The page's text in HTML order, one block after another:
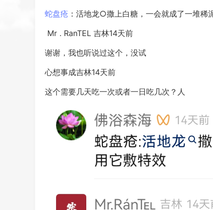
蛇盘疮 ：活地龙○撒上白糖，一会就成了一堆稀
Mr . RanTEL 吉林14天前
谢谢，我也听说过这个，没试
心想事成吉林14天前
这个需要几天吃一次或者一日吃几次？人